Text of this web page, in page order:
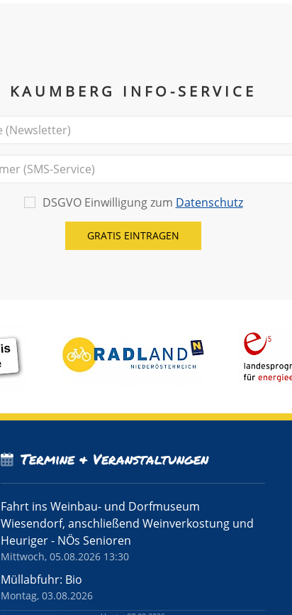
KAUMBERG INFO-SERVICE
DSGVO Einwilligung zum Datenschutz
Termine & Veranstaltungen
Fahrt ins Weinbau- und Dorfmuseum
Wiesendorf, anschließend Weinverkostung und
Heuriger - NÖs Senioren
Mittwoch, 05.08.2026 13:30
Müllabfuhr: Bio
Montag, 03.08.2026